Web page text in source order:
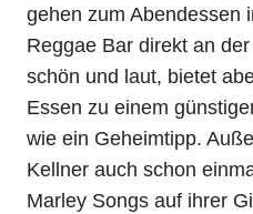
gehen zum Abendessen
Reggae Bar direkt an
schön und laut, bietet
Essen zu einem
wie ein Geheimtipp.
Kellner auch schon
Marley Songs auf ihrer